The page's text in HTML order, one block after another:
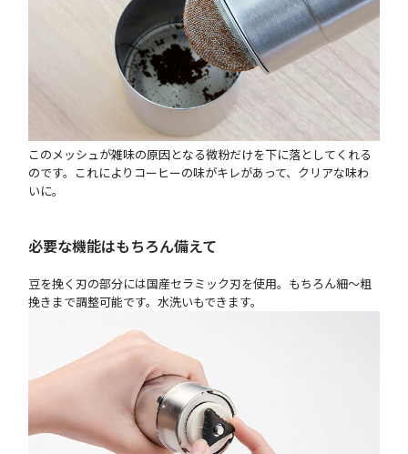
このメッシュが雑味の原因となる微粉だけを下に落としてくれる
のです。これによりコーヒーの味がキレがあって、クリアな味わ
いに。
必要な機能はもちろん備えて
豆を挽く刃の部分には国産セラミック刃を使用。もちろん細〜粗
挽きまで調整可能です。水洗いもできます。